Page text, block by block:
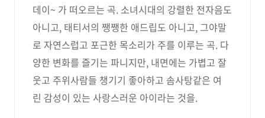
데이~ 가 떠오르는 곡. 소녀시대의 강렬한 전자음도
아니고, 태티서의 쨍쨍한 애드립도 아니고, 그야말
로 자연스럽고 포근한 목소리가 주를 이루는 곡. 다
양한 변화를 즐기는 파니지만, 내면에는 가볍고 잘
웃고 주위사람들 챙기기 좋아하고 솜사탕같은 여
린 감성이 있는 사랑스러운 아이라는 것을.